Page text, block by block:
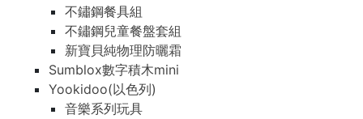
不鏽鋼餐具組
不鏽鋼兒童餐盤套組
新寶貝純物理防曬霜
Sumblox數字積木mini
Yookidoo(以色列)
音樂系列玩具